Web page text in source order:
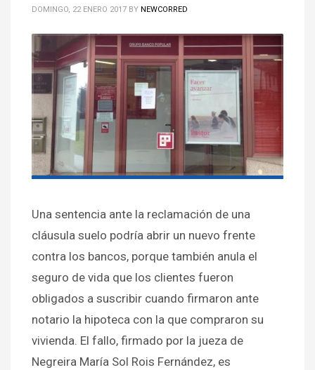
DOMINGO, 22 ENERO 2017 BY NEWCORRED
Una sentencia ante la reclamación de una
cláusula suelo podría abrir un nuevo frente
contra los bancos, porque también anula el
seguro de vida que los clientes fueron
obligados a suscribir cuando firmaron ante
notario la hipoteca con la que compraron su
vivienda. El fallo, firmado por la jueza de
Negreira María Sol Rois Fernández, es